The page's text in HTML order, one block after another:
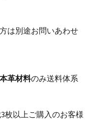
は別途お問いあわせ
革材料のみ送料体系
枚以上ご購入のお客様